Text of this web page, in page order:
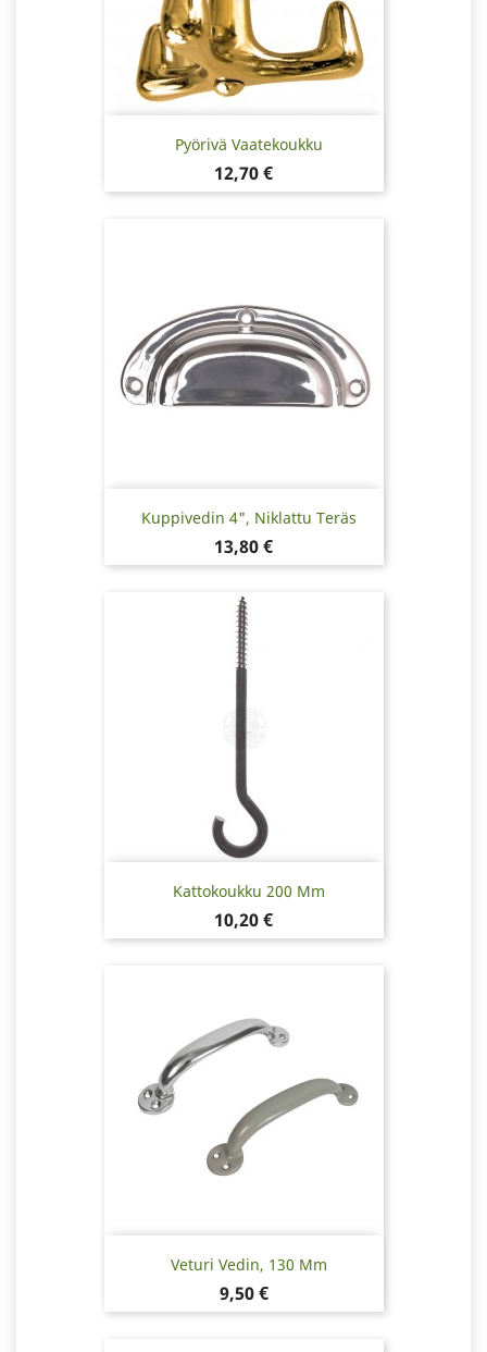
Pyörivä Vaatekoukku
Hinta
12,70 €
Kuppivedin 4", Niklattu Teräs
Hinta
13,80 €
Kattokoukku 200 Mm
Hinta
10,20 €
Veturi Vedin, 130 Mm
Hinta
9,50 €